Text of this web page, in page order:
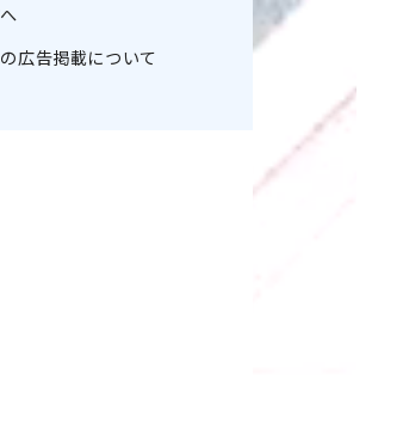
広告掲載について